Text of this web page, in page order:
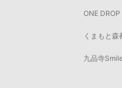
ONE
くまもと
九品寺